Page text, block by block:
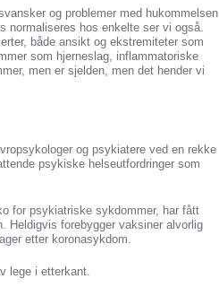
og problemer med hukommelsen
normaliseres hos enkelte ser vi også.
både ansikt og ekstremiteter som
som hjerneslag, inflammatoriske
men er sjelden, men det hender vi
og psykiatere ved en rekke
psykiske helseutfordringer som
for psykiatriske sykdommer, har fått
Heldigvis forebygger vaksiner alvorlig
etter koronasykdom.
lege i etterkant.